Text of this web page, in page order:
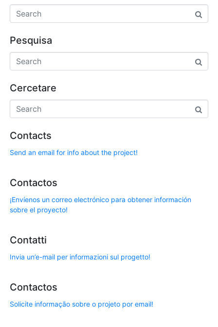
Pesquisa
Cercetare
Contacts
Send an email for info about the project!
Contactos
¡Envíenos un correo electrónico para obtener información
sobre el proyecto!
Contatti
Invia un’e-mail per informazioni sul progetto!
Contactos
Solicite informação sobre o projeto por email!